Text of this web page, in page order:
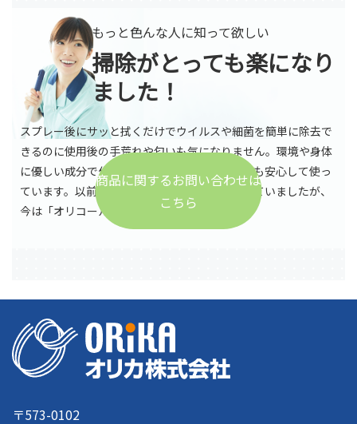
もっと色んな人に知って欲しい
掃除がとっても楽になり
ました！
スプレー後にサッと拭くだけでウイルスや細菌を簡単に除去で
きるのに使用後の手荒れや匂いも気になりません。環境や身体
に優しい成分で作られているので、どの場所でも安心して使っ
ています。以前は別の除菌アルコールを使用していましたが、
今は「オリコール」を愛用中です！
商品に関するお問い合わせは
こちら
〒573-0102